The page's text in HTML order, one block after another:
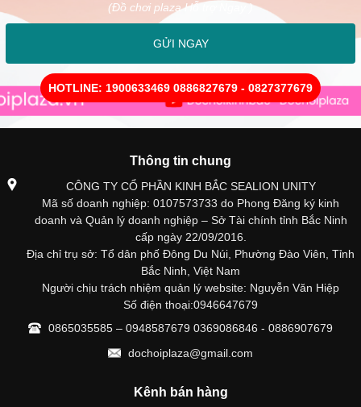
(Đồ chơi plaza Hỗ trợ Ngay )
GỬI NGAY
HOTLINE: 1900633469 0886827679 - 0827377679
Thông tin chung
CÔNG TY CỔ PHẦN KINH BẮC SEALION UNITY
Mã số doanh nghiệp: 0107573733 do Phong Đăng ký kinh
doanh và Quản lý doanh nghiệp – Sở Tài chính tỉnh Bắc Ninh
cấp ngày 22/09/2016.
Địa chỉ trụ sở: Tổ dân phố Đông Du Núi, Phường Đào Viên, Tỉnh
Bắc Ninh, Việt Nam
Người chịu trách nhiệm quản lý website: Nguyễn Văn Hiệp
Số điện thoại:0946647679
0865035585 – 0948587679 0369086846 - 0886907679
dochoiplaza@gmail.com
Kênh bán hàng